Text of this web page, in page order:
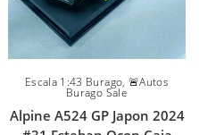
Escala 1:43 Burago,🚨Autos
Burago Sale
Alpine A524 GP Japon 2024